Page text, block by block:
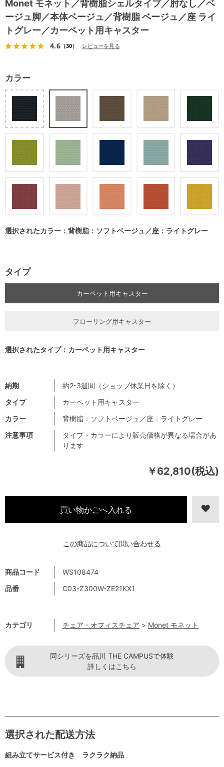
Monet モネット／背樹脂シェルタイプ／肘なし／ベ
ージュ脚／本体ベージュ／背樹脂 ベージュ／座 ライ
トグレー／カーペット用キャスター
4.6（30） レビューを見る
￥62,810(税込)
商品コード
WS108474
品番
C03-Z300W-ZE21KX1
カテゴリ チェア・オフィスチェア > Monet モネット
注意事項
タイプ・カラーにより販売価格が異なる場合があ
ります
納期
約2-3週間（ショップ休業日を除く）
タイプ
カーペット用キャスター
カラー
背樹脂：ソフトベージュ／座：ライトグレー
カラー
選択されたカラー：背樹脂：ソフトベージュ／座：ライトグレー
タイプ
カーペット用キャスター
フローリング用キャスター
選択されたタイプ：カーペット用キャスター
この商品について問い合わせる
同シリーズを品川 THE CAMPUSで体験
詳しくはこちら
選択された配送方法
組み立てサービス付き ラクラク納品